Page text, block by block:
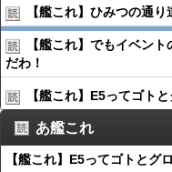
【艦これ】ひみつの通り
【艦これ】でもイベン
だわ！
【艦これ】E5ってゴト
あ艦これ
【艦これ】E5ってゴトとグ